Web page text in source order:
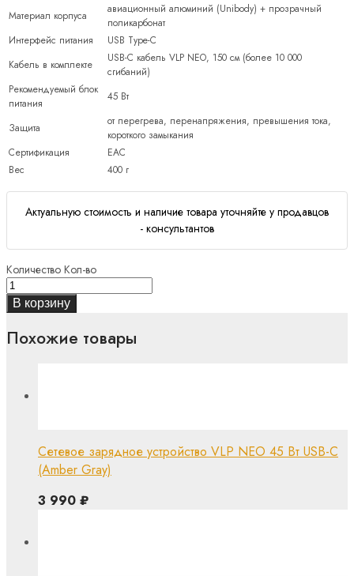
Материал корпуса
авиационный алюминий (Unibody) + прозрачный
поликарбонат
Интерфейс питания
USB Type-C
Кабель в комплекте
USB-C кабель VLP NEO, 150 см (более 10 000
сгибаний)
Рекомендуемый блок
питания
45 Вт
Защита
от перегрева, перенапряжения, превышения тока,
короткого замыкания
Сертификация
ЕАС
Вес
400 г
Актуальную стоимость и наличие товара уточняйте у продавцов
- консультантов
Количество Кол-во
В корзину
Похожие товары
Сетевое зарядное устройство VLP NEO 45 Вт USB-C
(Amber Gray)
3 990 ₽